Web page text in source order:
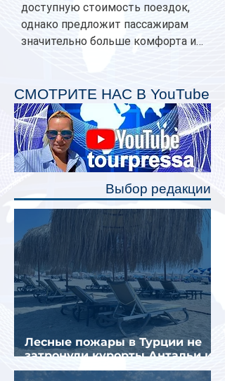
доступную стоимость поездок,
однако предложит пассажирам
значительно больше комфорта и
планируется начать в 2027 году.
Одним из главных нововведений
станут индивидуальные шторки у
каждого спального места. Они
позволят пассажирам закрыть свою
полку во время сна или отдыха,
СМОТРИТЕ НАС В YouTube
Выбор редакции
Лесные пожары в Турции не
затронули курорты Антальи и
Муглы